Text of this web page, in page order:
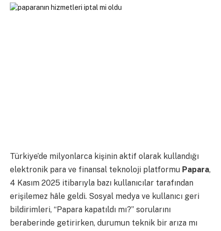
Türkiye’de milyonlarca kişinin aktif olarak kullandığı
elektronik para ve finansal teknoloji platformu Papara,
4 Kasım 2025 itibarıyla bazı kullanıcılar tarafından
erişilemez hâle geldi. Sosyal medya ve kullanıcı geri
bildirimleri, “Papara kapatıldı mı?” sorularını
beraberinde getirirken, durumun teknik bir arıza mı